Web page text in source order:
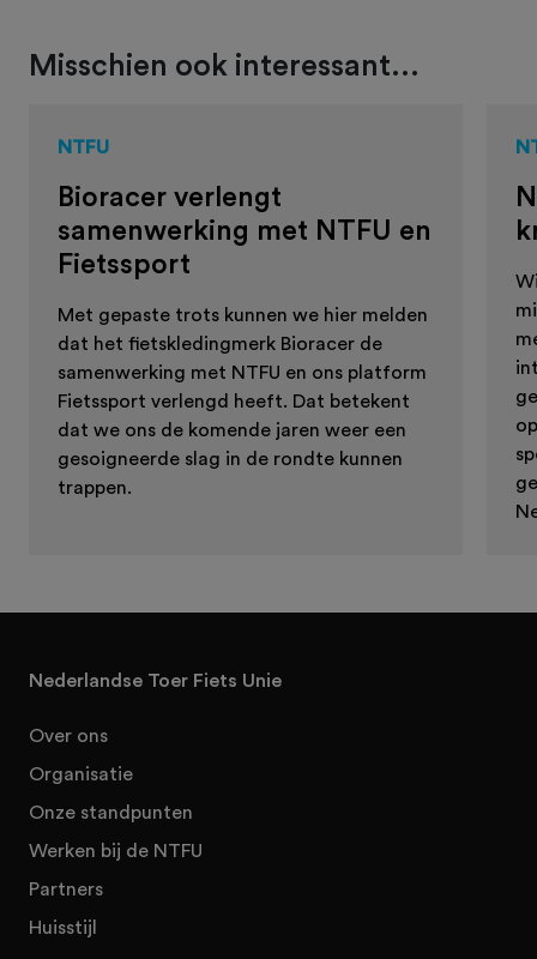
Misschien ook interessant...
NTFU
Bioracer verlengt
samenwerking met NTFU en
Fietssport
Met gepaste trots kunnen we hier melden
dat het fietskledingmerk Bioracer de
samenwerking met NTFU en ons platform
Fietssport verlengd heeft. Dat betekent
dat we ons de komende jaren weer een
gesoigneerde slag in de rondte kunnen
trappen.
Nederlandse Toer Fiets Unie
Over ons
Organisatie
Onze standpunten
Werken bij de NTFU
Partners
Huisstijl